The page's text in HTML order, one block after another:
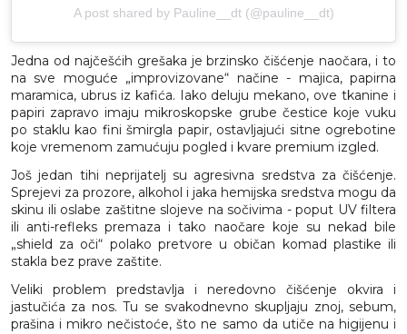
A post shared by Pauline__dt (@pauline__dt)
Jedna od najčešćih grešaka je brzinsko čišćenje naočara, i to
na sve moguće „improvizovane“ načine - majica, papirna
maramica, ubrus iz kafića. Iako deluju mekano, ove tkanine i
papiri zapravo imaju mikroskopske grube čestice koje vuku
po staklu kao fini šmirgla papir, ostavljajući sitne ogrebotine
koje vremenom zamućuju pogled i kvare premium izgled.
Još jedan tihi neprijatelj su agresivna sredstva za čišćenje.
Sprejevi za prozore, alkohol i jaka hemijska sredstva mogu da
skinu ili oslabe zaštitne slojeve na sočivima - poput UV filtera
ili anti-refleks premaza i tako naočare koje su nekad bile
„shield za oči“ polako pretvore u običan komad plastike ili
stakla bez prave zaštite.
Veliki problem predstavlja i neredovno čišćenje okvira i
jastučića za nos. Tu se svakodnevno skupljaju znoj, sebum,
prašina i mikro nečistoće, što ne samo da utiče na higijenu i